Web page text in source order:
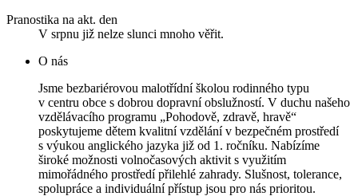
Pranostika na akt. den
V srpnu již nelze slunci mnoho věřit.
O nás
Jsme bezbariérovou malotřídní školou rodinného typu
v centru obce s dobrou dopravní obslužností. V duchu našeho
vzdělávacího programu „Pohodově, zdravě, hravě“
poskytujeme dětem kvalitní vzdělání v bezpečném prostředí
s výukou anglického jazyka již od 1. ročníku. Nabízíme
široké možnosti volnočasových aktivit s využitím
mimořádného prostředí přilehlé zahrady. Slušnost, tolerance,
spolupráce a individuální přístup jsou pro nás prioritou.